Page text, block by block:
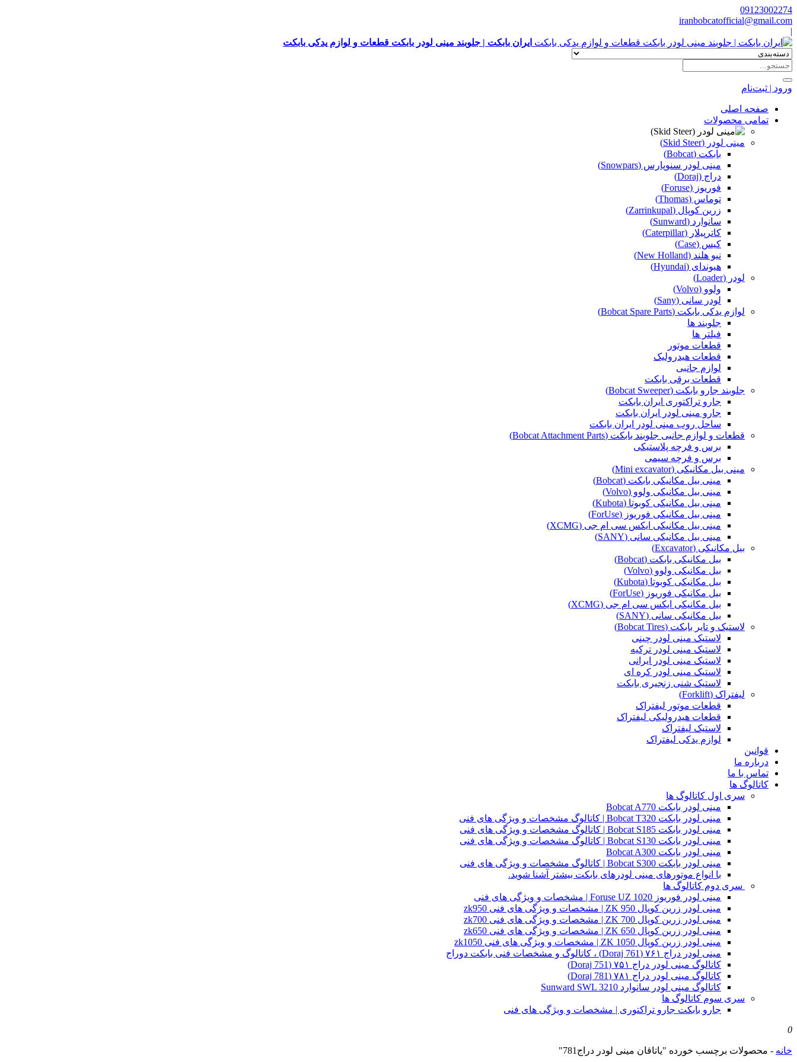
09123002274
iranbobcatofficial@gmail.com
|
ایران بابکت | جلوبند مینی لودر بابکت قطعات و لوازم یدکی بابکت
ورود | ثبت‌نام
صفحه اصلی
تمامی محصولات
مینی لودر (Skid Steer)
بابکت (Bobcat)
مینی لودر سنوپارس (Snowpars)
دراج (Doraj)
فوریوز (Foruse)
توماس (Thomas)
زرین کوپال (Zarrinkupal)
سانوارد (Sunward)
کاترپیلار (Caterpillar)
کیس (Case)
نیو هلند (New Holland)
هیوندای (Hyundai)
لودر (Loader)
ولوو (Volvo)
لودر سانی (Sany)
لوازم یدکی بابکت (Bobcat Spare Parts)
جلوبند ها
فیلتر ها
قطعات موتور
قطعات هیدرولیک
لوازم جانبی
قطعات برقی بابکت
جلوبند جارو بابکت (Bobcat Sweeper)
جارو تراکتوری ایران بابکت
جارو مینی لودر ایران بابکت
ساحل روب مینی لودر ایران بابکت
قطعات و لوازم جانبی جلوبند بابکت (Bobcat Attachment Parts)
برس و فرچه پلاستیکی
برس و فرچه سیمی
مینی بیل مکانیکی (Mini excavator)
مینی بیل مکانیکی بابکت (Bobcat)
مینی بیل مکانیکی ولوو (Volvo)
مینی بیل مکانیکی کوبوتا (Kubota)
مینی بیل مکانیکی فوریوز (ForUse)
مینی بیل مکانیکی ایکس سی ام جی (XCMG)
مینی بیل مکانیکی سانی (SANY)
بیل مکانیکی (Excavator)
بیل مکانیکی بابکت (Bobcat)
بیل مکانیکی ولوو (Volvo)
بیل مکانیکی کوبوتا (Kubota)
بیل مکانیکی فوریوز (ForUse)
بیل مکانیکی ایکس سی ام جی (XCMG)
بیل مکانیکی سانی (SANY)
لاستیک و تایر بابکت (Bobcat Tires)
لاستیک مینی لودر چینی
لاستیک مینی لودر ترکیه
لاستیک مینی لودر ایرانی
لاستیک مینی لودر کره ای
لاستیک شنی زنجیری بابکت
لیفتراک (Forklift)
قطعات موتور لیفتراک
قطعات هیدرولیکی لیفتراک
لاستیک لیفتراک
لوازم یدکی لیفتراک
قوانین
درباره ما
تماس با ما
کاتالوگ ها
سری اول کاتالوگ ها
مینی لودر بابکت Bobcat A770
مینی لودر بابکت Bobcat T320 | کاتالوگ مشخصات و ویژگی های فنی
مینی لودر بابکت Bobcat S185 | کاتالوگ مشخصات و ویژگی های فنی
مینی لودر بابکت Bobcat S130 | کاتالوگ مشخصات و ویژگی های فنی
مینی لودر بابکت Bobcat A300
مینی لودر بابکت Bobcat S300 | کاتالوگ مشخصات و ویژگی های فنی
با انواع موتورهای مینی لودرهای بابکت بیشتر آشنا شوید.
سری دوم کاتالوگ ها
مینی لودر فوریوز Foruse UZ 1020 | مشخصات و ویژگی های فنی
مینی لودر زرین کوپال ZK 950 | مشخصات و ویژگی های فنی zk950
مینی لودر زرین کوپال ZK 700 | مشخصات و ویژگی های فنی zk700
مینی لودر زرین کوپال ZK 650 | مشخصات و ویژگی های فنی zk650
مینی لودر زرین کوپال ZK 1050 | مشخصات و ویژگی های فنی zk1050
مینی لودر دراج ۷۶۱ (Doraj 761) ، کاتالوگ و مشخصات فنی بابکت دوراج
کاتالوگ مینی لودر دراج ۷۵۱ (Doraj 751)
کاتالوگ مینی لودر دراج ۷۸۱ (Doraj 781)
کاتالوگ مینی لودر سانوارد Sunward SWL 3210
سری سوم کاتالوگ ها
جارو بابکت جارو تراکتوری | مشخصات و ویژگی های فنی
0
خانه - محصولات برچسب خورده "یاتاقان مینی لودر دراج781"